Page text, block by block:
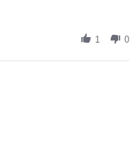
1 0